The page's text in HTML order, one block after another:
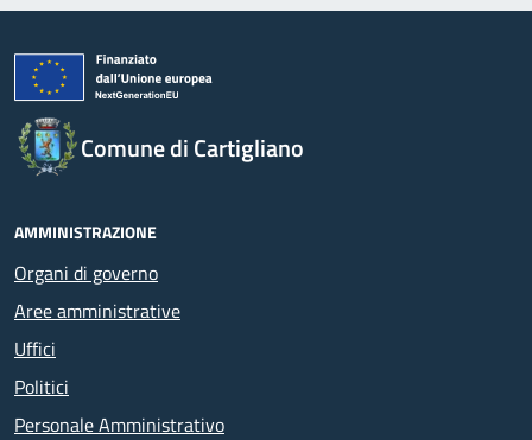
Comune di Cartigliano
AMMINISTRAZIONE
Organi di governo
Aree amministrative
Uffici
Politici
Personale Amministrativo